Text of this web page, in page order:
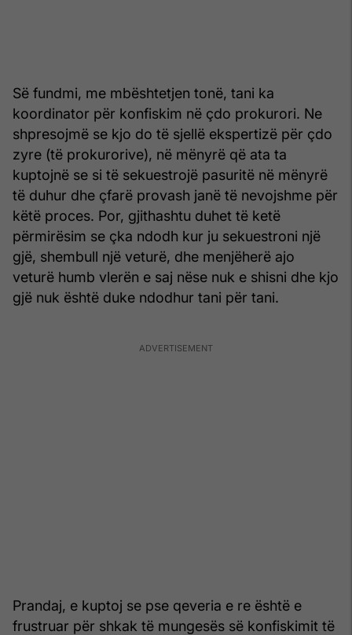
Së fundmi, me mbështetjen tonë, tani ka
koordinator për konfiskim në çdo prokurori. Ne
shpresojmë se kjo do të sjellë ekspertizë për çdo
zyre (të prokurorive), në mënyrë që ata ta
kuptojnë se si të sekuestrojë pasuritë në mënyrë
të duhur dhe çfarë provash janë të nevojshme për
këtë proces. Por, gjithashtu duhet të ketë
përmirësim se çka ndodh kur ju sekuestroni një
gjë, shembull një veturë, dhe menjëherë ajo
veturë humb vlerën e saj nëse nuk e shisni dhe kjo
gjë nuk është duke ndodhur tani për tani.
Prandaj, e kuptoj se pse qeveria e re është e
frustruar për shkak të mungesës së konfiskimit të